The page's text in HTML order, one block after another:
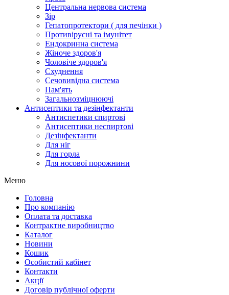
Центральна нервова система
Зір
Гепатопротектори ( для печінки )
Противірусні та імунітет
Ендокринна система
Жіноче здоров'я
Чоловіче здоров'я
Схуднення
Сечовивідна система
Пам'ять
Загальнозміцнюючі
Антисептики та дезінфектанти
Антиспетики спиртові
Антисептики неспиртові
Дезінфектанти
Для ніг
Для горла
Для носової порожнини
Меню
Головна
Про компанію
Оплата та доставка
Контрактне виробництво
Каталог
Новини
Кошик
Особистий кабінет
Контакти
Акції
Договір публічної оферти